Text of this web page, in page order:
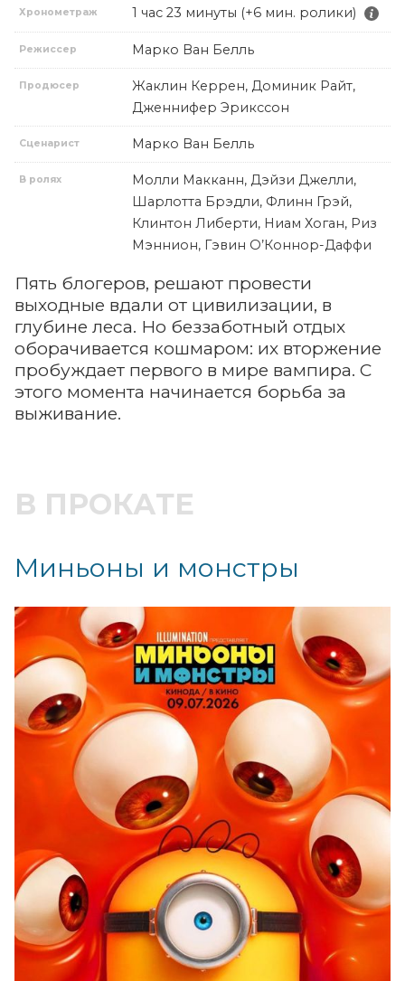
Хронометраж 1 час 23 минуты (+6 мин. ролики)
Режиссер Марко Ван Белль
Продюсер
Жаклин Керрен, Доминик Райт,
Дженнифер Эрикссон
Сценарист Марко Ван Белль
В ролях
Молли Макканн, Дэйзи Джелли,
Шарлотта Брэдли, Флинн Грэй,
Клинтон Либерти, Ниам Хоган, Риз
Мэннион, Гэвин О’Коннор-Даффи
Пять блогеров, решают провести
выходные вдали от цивилизации, в
глубине леса. Но беззаботный отдых
оборачивается кошмаром: их вторжение
пробуждает первого в мире вампира. С
этого момента начинается борьба за
выживание.
В ПРОКАТЕ
Миньоны и монстры